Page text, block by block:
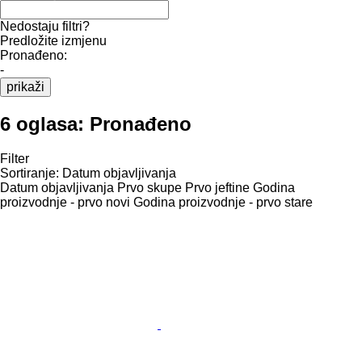
Nedostaju filtri?
Predložite izmjenu
Pronađeno:
-
prikaži
6 oglasa: Pronađeno
Filter
Sortiranje: Datum objavljivanja
Datum objavljivanja Prvo skupe Prvo jeftine Godina
proizvodnje - prvo novi Godina proizvodnje - prvo stare